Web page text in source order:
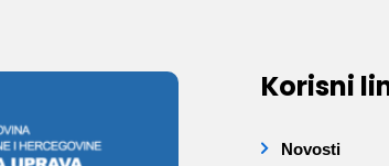
Korisni
Novosti